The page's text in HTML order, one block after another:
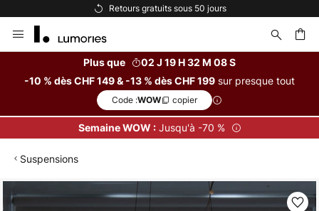
Retours gratuits sous 50 jours
Allez
au
Plus que
02 J 19 H 32 M 08 S
-10 % dès CHF 149 & -13 % dès CHF 199 sur presque tout
Code :WOW copier
Semaine WOW :Jusqu'à -70 %
Suspensions
to